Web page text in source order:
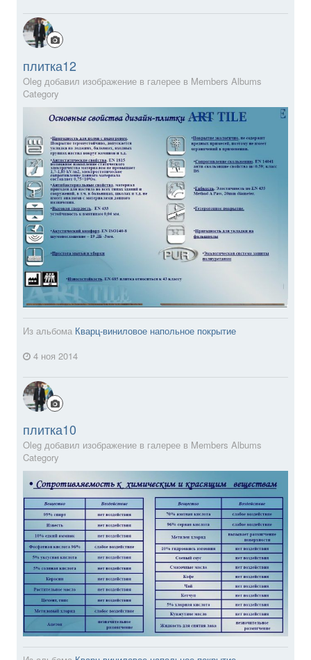
плитка12
Oleg добавил изображение в галерее в Members Albums
Category
Из альбома Кварц-виниловое напольное покрытие
4 ноя 2014
плитка10
Oleg добавил изображение в галерее в Members Albums
Category